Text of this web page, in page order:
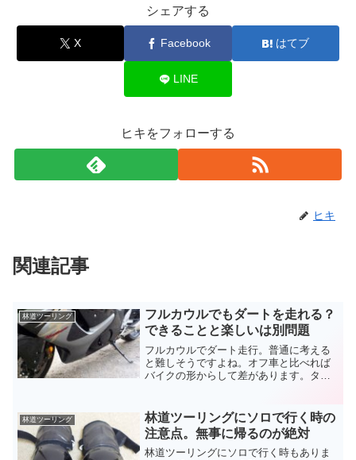
シェアする
X Facebook はてブ
LINE
ヒキをフォローする
ヒキ
関連記事
林道ツーリング
フルカウルでもダートを走れる？
できることと楽しいは別問題
フルカウルでダート走行。普通に考える
と難しそうですよね。オフ車と比べれば
バイクの形からして差があります。タイ
で行きたいところがあっても、フルカウ
ルでダートは無理なのでしょうか？
林道ツーリング
林道ツーリングにソロで行く時の
注意点。無事に帰るのが絶対
林道ツーリングにソロで行く時もありま